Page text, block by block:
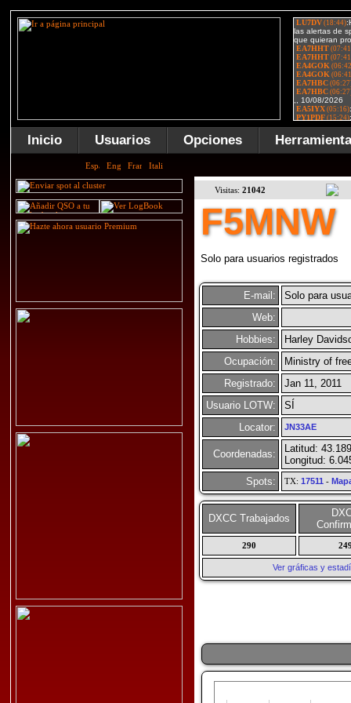
Inicio Usuarios Opciones
Visitas: 21042
F5MNW
Solo para usuarios registrados
E-mail:
Solo para
Web:
Hobbies:
Harley
Ocupación:
Ministry of
Registrado:
Jan 11, 2011
Usuario LOTW:
SÍ
Locator:
JN33AE
Coordenadas:
Latitud:
Longitud:
Spots:
TX: 17511 -
DXCC Trabajados
290
Ver gráficas y